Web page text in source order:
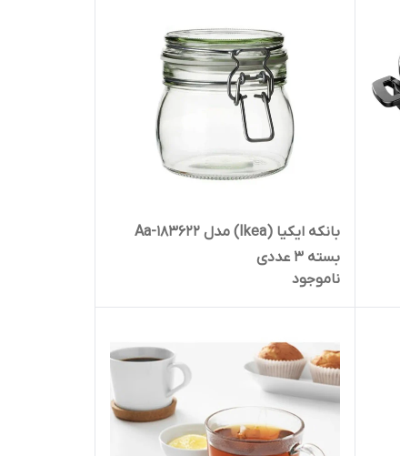
بانکه ایکیا (Ikea) مدل Aa-183622
بسته 3 عددی
ناموجود